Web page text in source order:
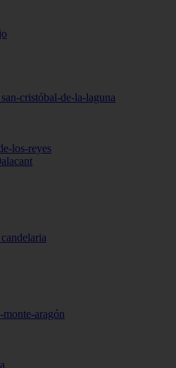
cristóbal-de-la-laguna
los-reyes
aragón